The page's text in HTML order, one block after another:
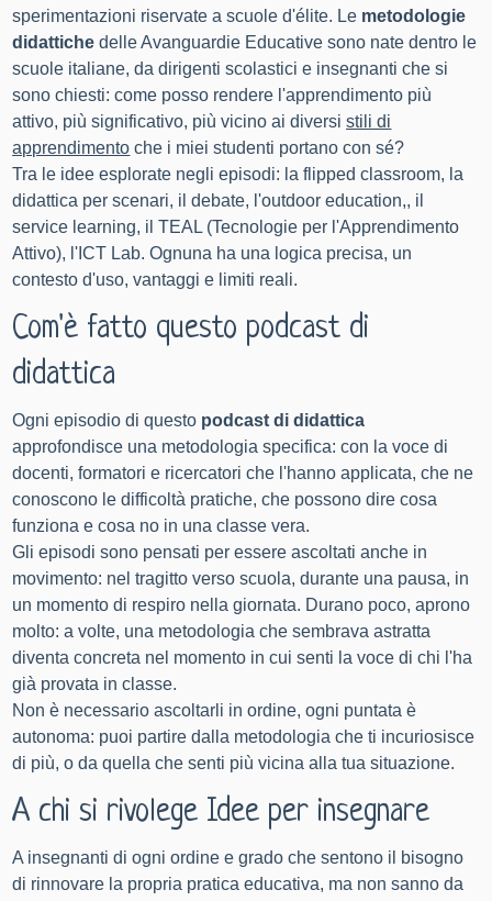
sperimentazioni riservate a scuole d'élite. Le metodologie
didattiche delle Avanguardie Educative sono nate dentro le
scuole italiane, da dirigenti scolastici e insegnanti che si
sono chiesti: come posso rendere l'apprendimento più
attivo, più significativo, più vicino ai diversistili di
apprendimento che i miei studenti portano con sé?
Tra le idee esplorate negli episodi: la flipped classroom, la
didattica per scenari, il debate, l'outdoor education,, il
service learning, il TEAL (Tecnologie per l'Apprendimento
Attivo), l'ICT Lab. Ognuna ha una logica precisa, un
contesto d'uso, vantaggi e limiti reali.
Com'è fatto questo podcast di
didattica
Ogni episodio di questo podcast di didattica
approfondisce una metodologia specifica: con la voce di
docenti, formatori e ricercatori che l'hanno applicata, che ne
conoscono le difficoltà pratiche, che possono dire cosa
funziona e cosa no in una classe vera.
Gli episodi sono pensati per essere ascoltati anche in
movimento: nel tragitto verso scuola, durante una pausa, in
un momento di respiro nella giornata. Durano poco, aprono
molto: a volte, una metodologia che sembrava astratta
diventa concreta nel momento in cui senti la voce di chi l'ha
già provata in classe.
Non è necessario ascoltarli in ordine, ogni puntata è
autonoma: puoi partire dalla metodologia che ti incuriosisce
di più, o da quella che senti più vicina alla tua situazione.
A chi si rivolege Idee per insegnare
A insegnanti di ogni ordine e grado che sentono il bisogno
di rinnovare la propria pratica educativa, ma non sanno da